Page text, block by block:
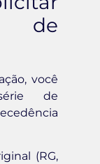
de
você
de
(RG,